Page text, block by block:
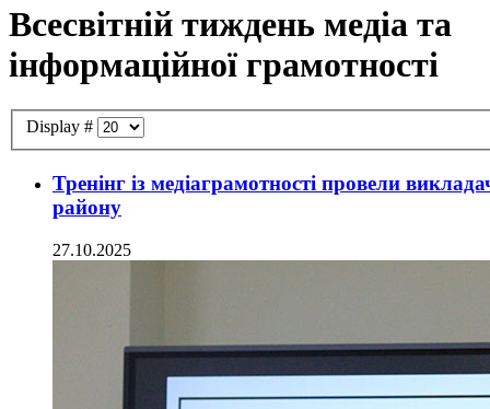
Всесвітній тиждень медіа та
інформаційної грамотності
Display #
Тренінг із медіаграмотності провели
району
27.10.2025